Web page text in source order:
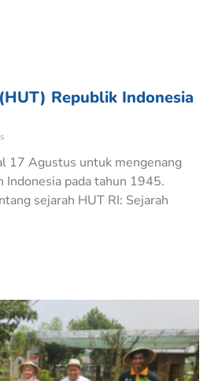
Republik Indonesia
17 Agustus untuk mengenang
Indonesia pada tahun 1945.
sejarah HUT RI: Sejarah